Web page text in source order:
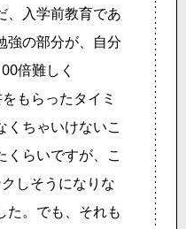
、入学前教育であ
強の部分が、自分
倍難しく
もらったタイミ
くちゃいけないこ
くらいですが、こ
しそうになりな
た。でも、それも